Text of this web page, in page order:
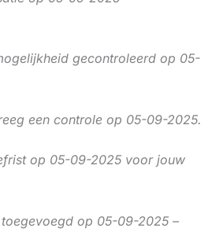
gecontroleerd op 05-
een controle op 05-09-2025.
op 05-09-2025 voor jouw
op 05-09-2025 –